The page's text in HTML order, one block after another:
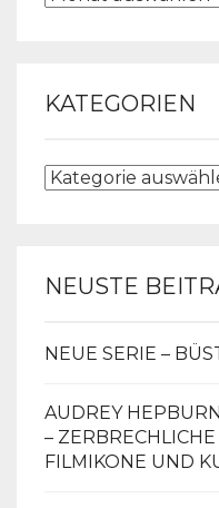
KATEGORIEN
NEUSTE
NEUE SERIE –
AUDREY
–
FILMIKONE UND